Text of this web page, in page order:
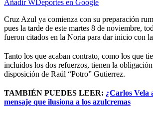
Añadir WDeportes en Google
Cruz Azul ya comienza con su preparación
pues la tarde de este martes 8 de noviembre,
fueron citados en la Noria para dar inicio con
Tanto los que acaban contrato, como los que
incluidos los dos refuerzos, tienen la
disposición de Raúl “Potro” Gutierrez.
TAMBIÉN PUEDES LEER: ¿Carlos Vela
mensaje que ilusiona a los azulcremas